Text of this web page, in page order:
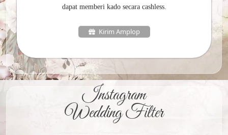
dapat memberi kado secara cashless.
Kirim Amplop
Instagram
Wedding Filter